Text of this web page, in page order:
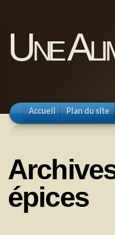
Une
Accueil Plan du site
épices